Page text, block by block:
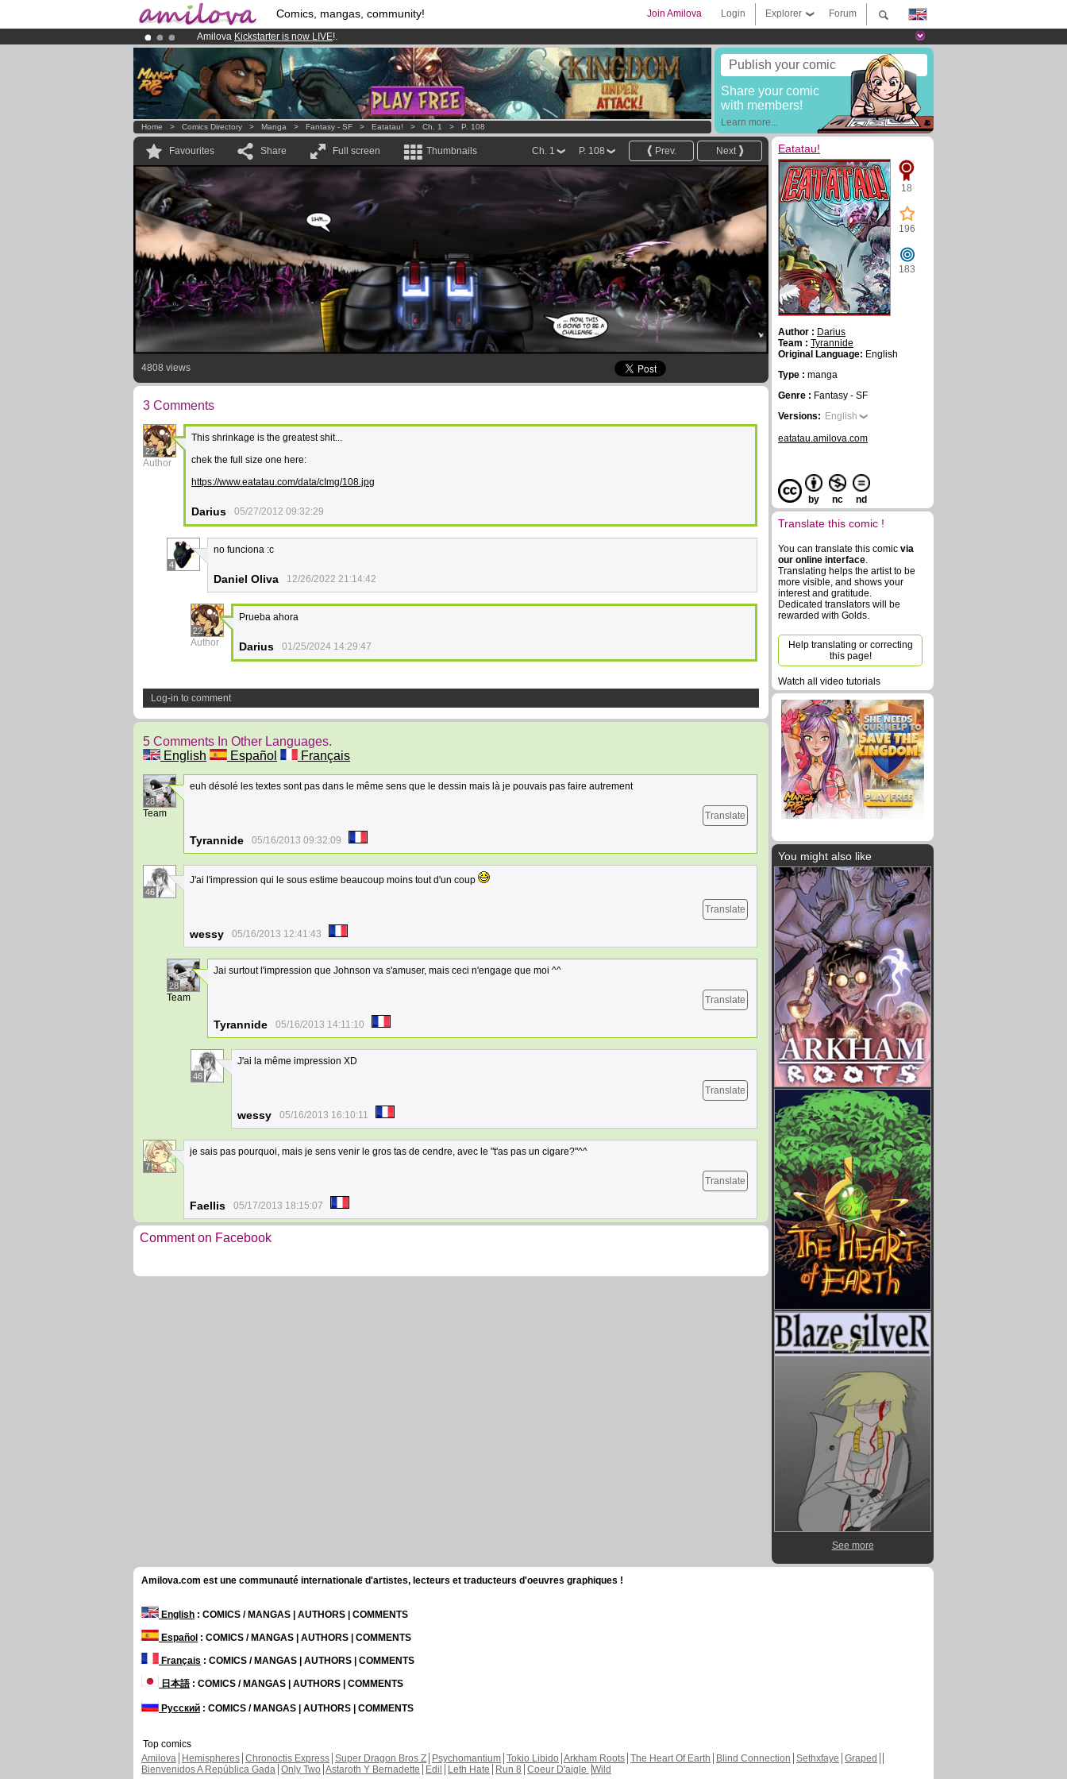
Comics, mangas, community! Forum
Explorer
Login
Join Amilova
Amilova Kickstarter is now LIVE!.
Already 100000membersand 1000comics & mangas!.
Premium membership from3.95 euros per month !Get membership now
Publish your comic
Share your comic
with members!
Learn more...
Home > Comics Directory > Manga > Fantasy - SF > Eatatau! > Ch. 1 > P. 108
Favourites Share Full screen Thumbnails Next
Prev.
P. 108
Ch. 1
4808 views
3 Comments
22
Author
This shrinkage is the greatest shit...
chek the full size one here:
https://www.eatatau.com/data/cImg/108.jpg
Darius 05/27/2012 09:32:29
4
no funciona :c
Daniel Oliva 12/26/2022 21:14:42
22
Author
Prueba ahora
Darius 01/25/2024 14:29:47
Log-in to comment
5 Comments In Other Languages.
English
Español Français
28
Team
euh désolé les textes sont pas dans le même sens que le dessin mais là je pouvais pas faire autrement
Translate
Tyrannide 05/16/2013 09:32:09
46
J'ai l'impression qui le sous estime beaucoup moins tout d'un coup
Translate
wessy 05/16/2013 12:41:43
28
Team
Jai surtout l'impression que Johnson va s'amuser, mais ceci n'engage que moi ^^
Translate
Tyrannide 05/16/2013 14:11:10
46
J'ai la même impression XD
Translate
wessy 05/16/2013 16:10:11
7
je sais pas pourquoi, mais je sens venir le gros tas de cendre, avec le "t'as pas un cigare?"^^
Translate
Faellis 05/17/2013 18:15:07
Comment on Facebook
Eatatau!
18
196
183
Author : Darius
Team : Tyrannide
Original Language: English
Type : manga
Genre : Fantasy - SF
Versions: English
eatatau.amilova.com
by nc nd
Translate this comic !
You can translate this comic via
our online interface.
Translating helps the artist to be
more visible, and shows your
interest and gratitude.
Dedicated translators will be
rewarded with Golds.
Help translating or correcting
this page!
Watch all video tutorials
You might also like
See more
Amilova.com est une communauté internationale d'artistes, lecteurs et traducteurs d'oeuvres graphiques !
English : COMICS / MANGAS | AUTHORS | COMMENTS
Español : COMICS / MANGAS | AUTHORS | COMMENTS
Français : COMICS / MANGAS | AUTHORS | COMMENTS
日本語: COMICS / MANGAS | AUTHORS | COMMENTS
Русский : COMICS / MANGAS | AUTHORS | COMMENTS
Top comics
Amilova
Hemispheres Chronoctis Express Super Dragon Bros Z Psychomantium Tokio Libido Arkham Roots The Heart Of Earth Blind Connection Sethxfaye Graped
Bienvenidos A República Gada Only Two Astaroth Y Bernadette Edil Leth Hate Run 8 Coeur D'aigle Wild